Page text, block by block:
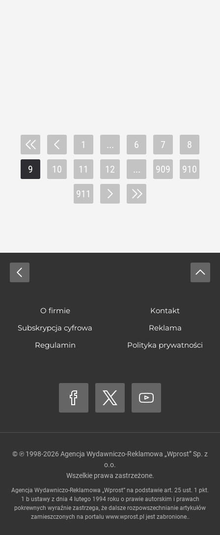
1 ... 6 7 8
9 10 11 12 ... 909 910
911
O firmie
Kontakt
Subskrypcja cyfrowa
Reklama
Regulamin
Polityka prywatności
© ℗ 1998-2026 Agencja Wydawniczo-Reklamowa „Wprost” Sp. z
o.o.
Wszelkie prawa zastrzeżone.
Agencja Wydawniczo-Reklamowa „Wprost” na podstawie art. 25 ust. 1 pkt.
1 b ustawy z dnia 4 lutego 1994 roku o prawie autorskim i prawach
pokrewnych wyraźnie zastrzega, że dalsze rozpowszechnianie artykułów
zamieszczonych na portalu www.wprost.pl jest zabronione..